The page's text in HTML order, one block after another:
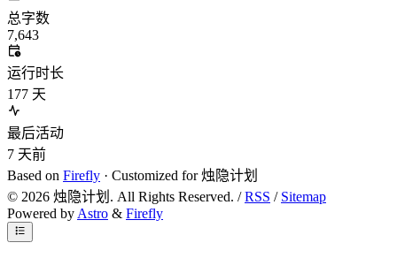
总字数
7,643
运行时长
177 天
最后活动
7 天前
Based on Firefly · Customized for 烛隐计划
© 2026 烛隐计划. All Rights Reserved. /RSS / Sitemap
Powered byAstro & Firefly